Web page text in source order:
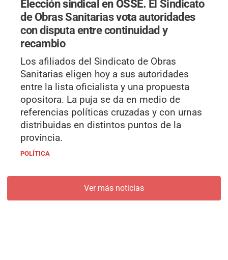
Elección sindical en OSSE. El Sindicato
de Obras Sanitarias vota autoridades
con disputa entre continuidad y
recambio
Los afiliados del Sindicato de Obras
Sanitarias eligen hoy a sus autoridades
entre la lista oficialista y una propuesta
opositora. La puja se da en medio de
referencias políticas cruzadas y con urnas
distribuidas en distintos puntos de la
provincia.
POLÍTICA
Ver más noticias